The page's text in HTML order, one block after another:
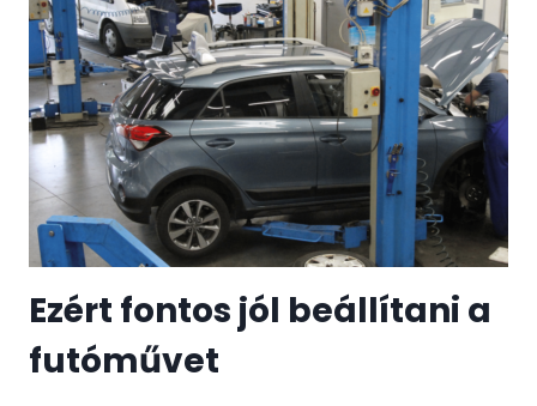
Ezért fontos jól beállítani a
futóművet